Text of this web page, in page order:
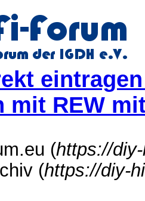
mit REW
(https://
(https://diy-